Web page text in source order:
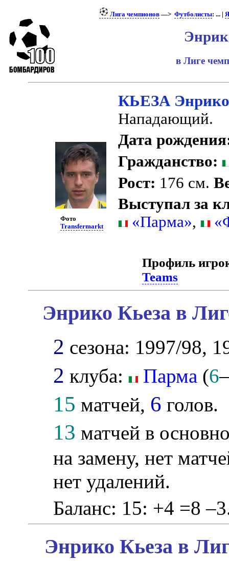
Лига чемпионов—> Футболисты: ... |
в Лиге
Фото
Transfermarkt
КЬЕЗА
Нападающий.
Дата
Гражданство:
Рост: 176 см.
Выступал за
«Парма»,
Профиль
Teams
Энрико Кьеза в
2 сезона: 1997/98,
2 клуба: Парма (6
15 матчей, 6 голов.
13 матчей в
на замену, нет
нет удалений.
Баланс: 15: +4 =8
Энрико Кьеза в